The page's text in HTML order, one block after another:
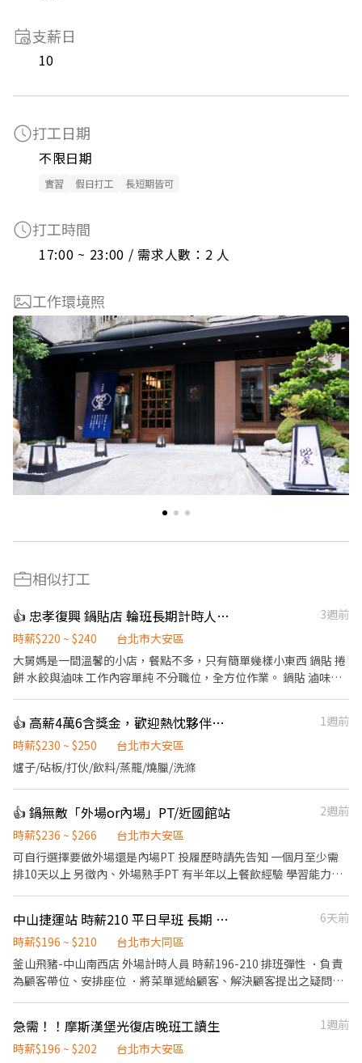
支薪日
10
打工日期
不限日期
實習 假日打工 長短期皆可
打工時間
17:00 ~ 23:00 / 需求人數：2 人
工作環境照
相似打工
👍 忠孝復興 鍋貼店 輪班長期計時人員 220-240
3週前
時薪$220 ~ $240
台北市大安區
大舅媽是一間溫馨的小店，餐點不多，只有簡單幾樣小東西 鍋貼 捲
餅 水餃與滷味 工作內容單純 不分職位，全方位作業。 鍋貼 滷味捲
如果看到這裡還有興趣 我們可以聊聊。 希望不要浪費彼此時間 但也
別錯過一個適合自己的地方。
👍 高薪4萬6含獎金，歡迎熱忱夥伴加入廚藝團隊，持續展店中
1週前
時薪$230 ~ $250
台北市大安區
爐子/砧板/打伙/飲料/蒸籠/燒臘/洗滌
👍 鍋無敵「外場or內場」PT/近國館站
2週前
時薪$236 ~ $266
台北市大安區
可自行選擇要做外場還是內場PT 投履歷時請先告知 一個月至少需
排10天以上 另徵內、外場熟手PT 有半年以上餐飲經驗 學習能力
清潔打掃 《內場PT工作》 ．食材清洗與分裝 ．餐點的擺盤出餐 ．
操作洗碗機洗餐具 「無經驗可，認真學一個月能學完」 「誠徵長期
者（半年以上），做滿3個月再加薪」 《員工福利》 ．排整天班即
有供ㄧ餐 ．不定期員工聚餐 ．零食櫃定期補充餅乾、飲料
中山捷運站 時薪210 平日早班 長期 工讀生 兼職
6天前
時薪$196 ~ $210
台北市大同區
釜山飛豬-中山南西店 外場計時人員 時薪196-210 排班彈性 ．負責
為顧客帶位、安排座位 ．將菜單遞給顧客、解決顧客提出之疑問，
急需！！摩斯漢堡光復店晚班工讀生
1週前
時薪$196 ~ $202
台北市大安區